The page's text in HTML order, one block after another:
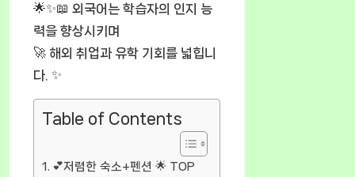
🌟✨📖 외국어는 학습자의 인지 능
력을 향상시키며
🚀 해외 취업과 유학 기회를 넓힙니
다. ✨
Table of Contents
💕저렴한 숙소+펜션 🌟 TOP